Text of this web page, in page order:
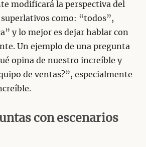
modificará la perspectiva del
como: “todos”,
y lo mejor es dejar hablar con
Un ejemplo de una pregunta
opina de nuestro increíble y
de ventas?”, especialmente
con escenarios